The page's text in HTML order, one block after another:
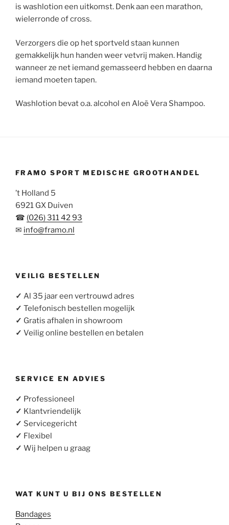
is washlotion een uitkomst. Denk aan een marathon,
wielerronde of cross.
Verzorgers die op het sportveld staan kunnen
gemakkelijk hun handen weer vetvrij maken. Handig
wanneer ze net iemand gemasseerd hebben en daarna
iemand moeten tapen.
Washlotion bevat o.a. alcohol en Aloë Vera Shampoo.
FRAMO SPORT MEDISCHE GROOTHANDEL
’t Holland 5
6921 GX Duiven
☎ (026) 311 42 93
✉ info@framo.nl
VEILIG BESTELLEN
✓ Al 35 jaar een vertrouwd adres
✓ Telefonisch bestellen mogelijk
✓ Gratis afhalen in showroom
✓ Veilig online bestellen en betalen
SERVICE EN ADVIES
✓ Professioneel
✓ Klantvriendelijk
✓ Servicegericht
✓ Flexibel
✓ Wij helpen u graag
WAT KUNT U BIJ ONS BESTELLEN
Bandages